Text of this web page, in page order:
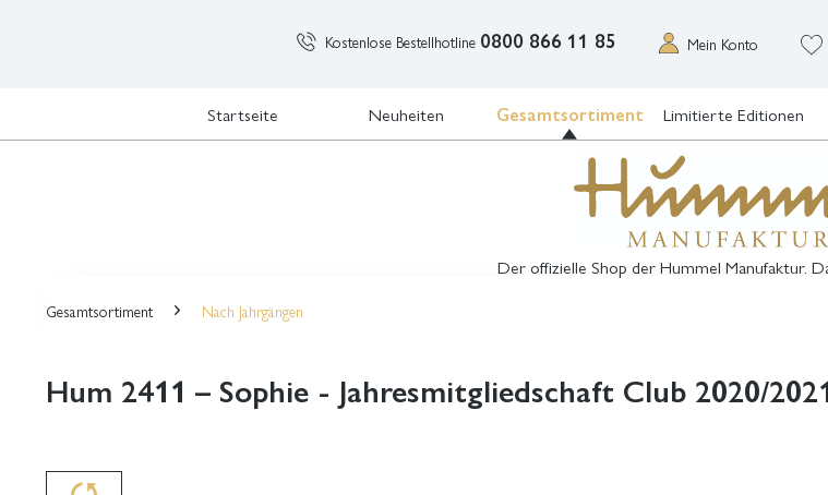
Kostenlose Bestellhotline 0800 866 11 85 Mein Konto
Startseite Neuheiten Gesamtsortiment Limitierte Editionen
Der offizielle Shop der Hummel Manufaktur.
Gesamtsortiment Nach Jahrgängen
Hum 2411 – Sophie - Jahresmitgliedschaft Club 2020/